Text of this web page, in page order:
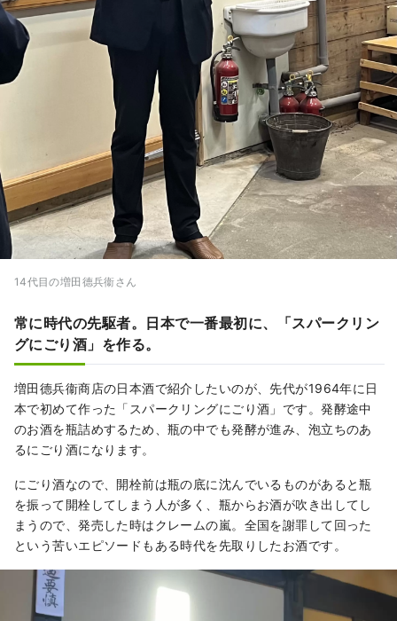
14代目の増田德兵衞さん
常に時代の先駆者。日本で一番最初に、「スパークリン
グにごり酒」を作る。
増田德兵衞商店の日本酒で紹介したいのが、先代が1964年に日
本で初めて作った「スパークリングにごり酒」です。発酵途中
のお酒を瓶詰めするため、瓶の中でも発酵が進み、泡立ちのあ
るにごり酒になります。
にごり酒なので、開栓前は瓶の底に沈んでいるものがあると瓶
を振って開栓してしまう人が多く、瓶からお酒が吹き出してし
まうので、発売した時はクレームの嵐。全国を謝罪して回った
という苦いエピソードもある時代を先取りしたお酒です。